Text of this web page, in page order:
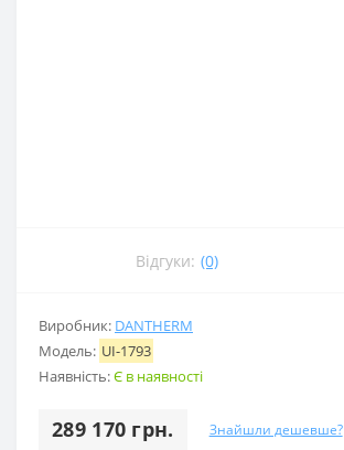
Відгуки: (0)
Виробник: DANTHERM
Модель: UI-1793
Наявність:Є в наявності
289 170 грн. Знайшли дешевше?